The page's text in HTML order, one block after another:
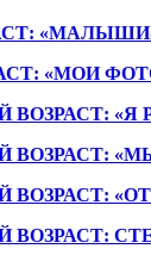
«МОИ
«Я
ВОЗРАСТ:
ВОЗРАСТ:
ВОЗРАСТ: